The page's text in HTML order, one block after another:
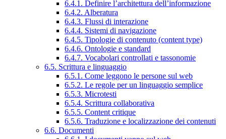
6.4.1. Definire l’architettura dell’informazione
6.4.2. Alberatura
6.4.3. Flussi di interazione
6.4.4. Sistemi di navigazione
6.4.5. Tipologie di contenuto (content type)
6.4.6. Ontologie e standard
6.4.7. Vocabolari controllati e tassonomie
6.5. Scrittura e linguaggio
6.5.1. Come leggono le persone sul web
6.5.2. Le regole per un linguaggio semplice
6.5.3. Microtesti
6.5.4. Scrittura collaborativa
6.5.5. Content critique
6.5.6. Traduzione e localizzazione dei contenuti
6.6. Documenti